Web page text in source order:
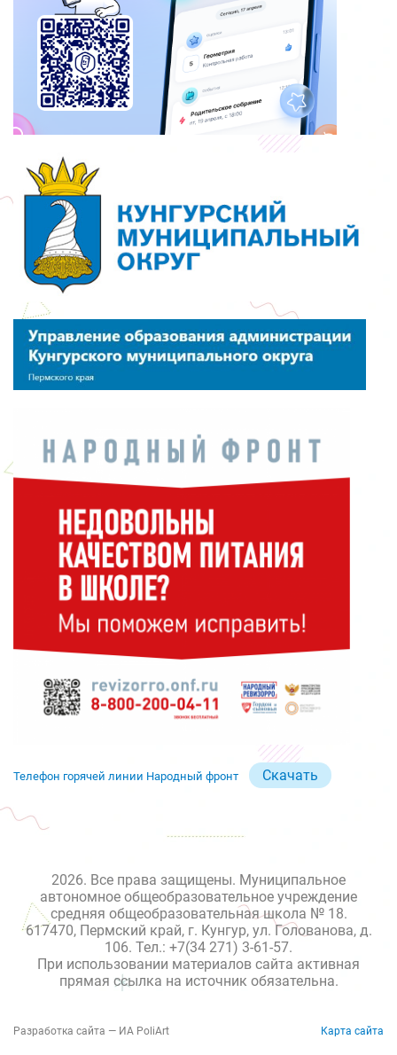
Телефон горячей линии Народный фронт Скачать
2026. Все права защищены. Муниципальное
автономное общеобразовательное учреждение
средняя общеобразовательная школа № 18.
617470, Пермский край, г. Кунгур, ул. Голованова, д.
106. Тел.: +7(34 271) 3-61-57.
При использовании материалов сайта активная
прямая ссылка на источник обязательна.
Разработка сайта — ИА PoliArt Карта сайта